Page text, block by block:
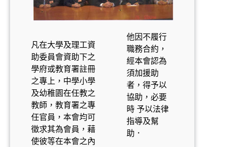
凡在大學及理工資
助委員會資助下之
學府或教育署註冊
之專上，中學小學
及幼稚園在任教之
教師，教育署之專
任官員，本會均可
徵求其為會員，藉
使彼等在本會之內
他因不履行
職務合約，
經本會認為
須加援助
者，得予以
協助，必要
時 予以法律
指導及幫
助．